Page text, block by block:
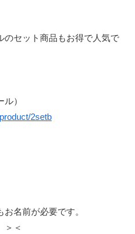
のセット商品もお得で人気で
）
2setb
名前が必要です。
＞＜